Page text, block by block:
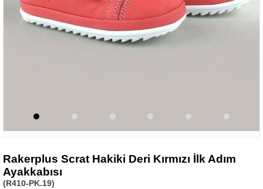
Rakerplus Scrat Hakiki Deri Kırmızı İlk Adım
Ayakkabısı
(R410-PK.19)